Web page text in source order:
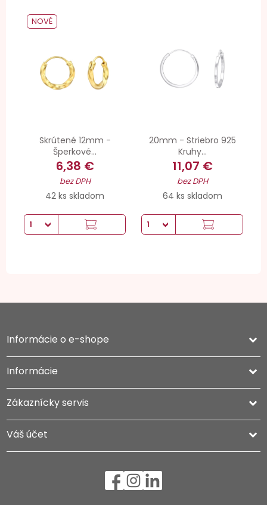
Skrútené 12mm -
Šperkové...
6,38 €
bez DPH
42 ks skladom
NOVÉ
20mm - Striebro 925
Kruhy...
11,07 €
bez DPH
64 ks skladom
Informácie o e-shope keyboard_arrow_down
Informácie 
Zákaznícky servis 
Váš účet 